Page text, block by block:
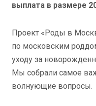
выплата в размере
Проект «Роды в
по московским
уходу за
Мы собрали самое
волнующие вопросы.